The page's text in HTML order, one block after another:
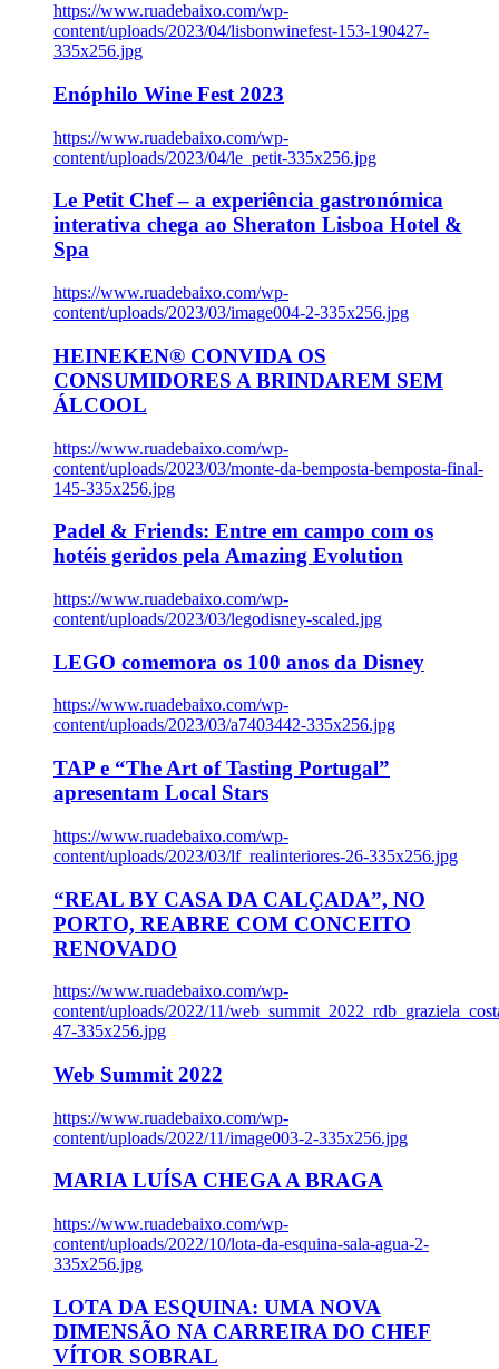
https://www.ruadebaixo.com/wp-
content/uploads/2023/04/lisbonwinefest-153-190427-
335x256.jpg
Enóphilo Wine Fest 2023
https://www.ruadebaixo.com/wp-
content/uploads/2023/04/le_petit-335x256.jpg
Le Petit Chef – a experiência gastronómica
interativa chega ao Sheraton Lisboa Hotel &
Spa
https://www.ruadebaixo.com/wp-
content/uploads/2023/03/image004-2-335x256.jpg
HEINEKEN® CONVIDA OS
CONSUMIDORES A BRINDAREM SEM
ÁLCOOL
https://www.ruadebaixo.com/wp-
content/uploads/2023/03/monte-da-bemposta-bemposta-final-
145-335x256.jpg
Padel & Friends: Entre em campo com os
hotéis geridos pela Amazing Evolution
https://www.ruadebaixo.com/wp-
content/uploads/2023/03/legodisney-scaled.jpg
LEGO comemora os 100 anos da Disney
https://www.ruadebaixo.com/wp-
content/uploads/2023/03/a7403442-335x256.jpg
TAP e “The Art of Tasting Portugal”
apresentam Local Stars
https://www.ruadebaixo.com/wp-
content/uploads/2023/03/lf_realinteriores-26-335x256.jpg
“REAL BY CASA DA CALÇADA”, NO
PORTO, REABRE COM CONCEITO
RENOVADO
https://www.ruadebaixo.com/wp-
content/uploads/2022/11/
47-335x256.jpg
Web Summit 2022
https://www.ruadebaixo.com/wp-
content/uploads/2022/11/image003-2-335x256.jpg
MARIA LUÍSA CHEGA A BRAGA
https://www.ruadebaixo.com/wp-
content/uploads/2022/10/lota-da-esquina-sala-agua-2-
335x256.jpg
LOTA DA ESQUINA: UMA NOVA
DIMENSÃO NA CARREIRA DO CHEF
VÍTOR SOBRAL